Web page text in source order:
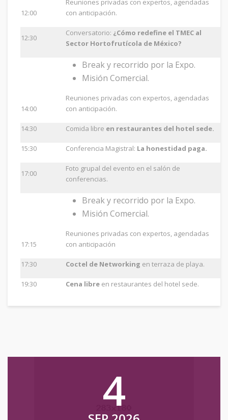
12:00
Reuniones privadas con expertos, agendadas
con anticipación.
12:30
Conversatorio: ¿Cómo redefine el TMEC al
Sector Hortofrutícola de México?
14:00
Break y recorrido por la Expo.
Misión Comercial.
Reuniones privadas con expertos, agendadas
con anticipación.
14:30 Comida libre en restaurantes del hotel sede.
15:30 Conferencia Magistral: La honestidad paga.
17:00
Foto grupal del evento en el salón de
conferencias.
17:15
Break y recorrido por la Expo.
Misión Comercial.
Reuniones privadas con expertos, agendadas
con anticipación
17:30 Coctel de Networking en terraza de playa.
19:30 Cena libre en restaurantes del hotel sede.
4